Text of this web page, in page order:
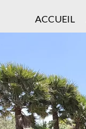
ACCUEIL